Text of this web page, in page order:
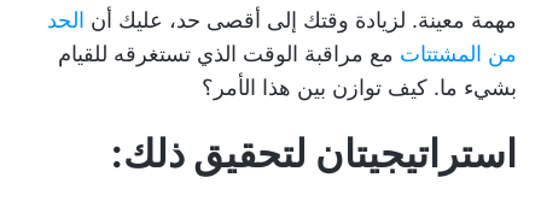
مهمة معينة. لزيادة وقتك إلى أقصى حد، عليك أن الحد
من المشتتات مع مراقبة الوقت الذي تستغرقه للقيام
بشيء ما. كيف توازن بين هذا الأمر؟
استراتيجيتان لتحقيق ذلك: